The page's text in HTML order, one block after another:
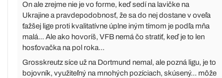
On ale zrejme nie je vo forme, keď sedí na lavičke na
Ukrajine a pravdepodobnosť, že sa do nej dostane v oveľa
ťažšej lige proti kvalitatívne úplne iným tímom je podľa mňa
malá... Ale ako hovoríš, VFB nemá čo stratiť, keď je to len
hosťovačka na pol roka...
Grosskreutz síce už na Dortmund nemal, ale pozná ligu, je to
bojovník, využiteľný na mnohých pozíciach, skúsený... môže